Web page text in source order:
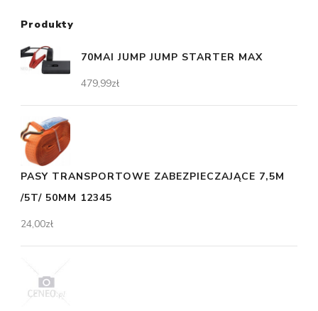
Produkty
70MAI JUMP JUMP STARTER MAX
479,99zł
PASY TRANSPORTOWE ZABEZPIECZAJĄCE 7,5M
/5T/ 50MM 12345
24,00zł